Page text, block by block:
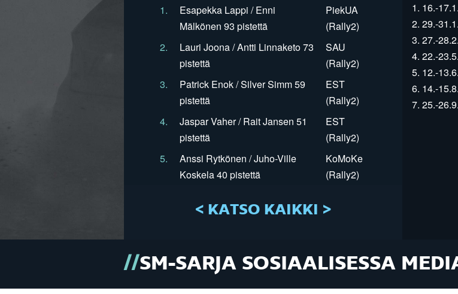
1.
Esapekka Lappi / Enni
Mälkönen 93 pistettä
PiekUA
(Rally2)
2.
Lauri Joona / Antti Linnaketo 73
pistettä
SAU
(Rally2)
3.
Patrick Enok / Silver Simm 59
pistettä
EST
(Rally2)
4.
Jaspar Vaher / Rait Jansen 51
pistettä
EST
(Rally2)
5.
Anssi Rytkönen / Juho-Ville
Koskela 40 pistettä
KoMoKe
(Rally2)
< KATSO KAIKKI >
1. 16.-
2. 29.-
3. 27.-
4. 22.-
5. 12.-
6. 14.-
7. 25.-
SM-SARJA SOSIAALISESSA